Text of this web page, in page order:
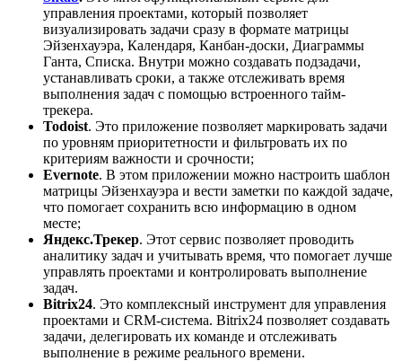
управления проектами, который позволяет
визуализировать задачи сразу в формате матрицы
Эйзенхауэра, Календаря, Канбан-доски, Диаграммы
Ганта, Списка. Внутри можно создавать подзадачи,
устанавливать сроки, а также отслеживать время
выполнения задач с помощью встроенного тайм-
трекера.
Todoist. Это приложение позволяет маркировать задачи
по уровням приоритетности и фильтровать их по
критериям важности и срочности;
Evernote. В этом приложении можно настроить шаблон
матрицы Эйзенхауэра и вести заметки по каждой задаче,
что помогает сохранить всю информацию в одном
месте;
Яндекс.Трекер. Этот сервис позволяет проводить
аналитику задач и учитывать время, что помогает лучше
управлять проектами и контролировать выполнение
задач.
Bitrix24. Это комплексный инструмент для управления
проектами и CRM-система. Bitrix24 позволяет создавать
задачи, делегировать их команде и отслеживать
выполнение в режиме реального времени.